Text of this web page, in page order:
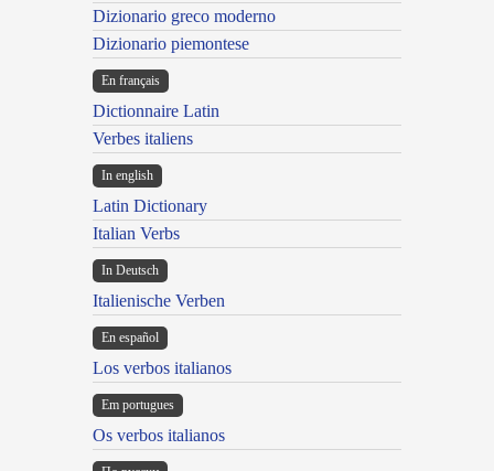
Dizionario greco moderno
Dizionario piemontese
En français
Dictionnaire Latin
Verbes italiens
In english
Latin Dictionary
Italian Verbs
In Deutsch
Italienische Verben
En español
Los verbos italianos
Em portugues
Os verbos italianos